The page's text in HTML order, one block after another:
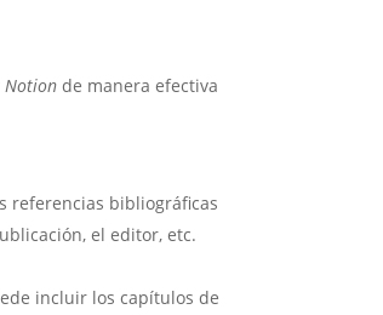
Notion de manera efectiva
referencias bibliográficas
el editor, etc.
incluir los capítulos de